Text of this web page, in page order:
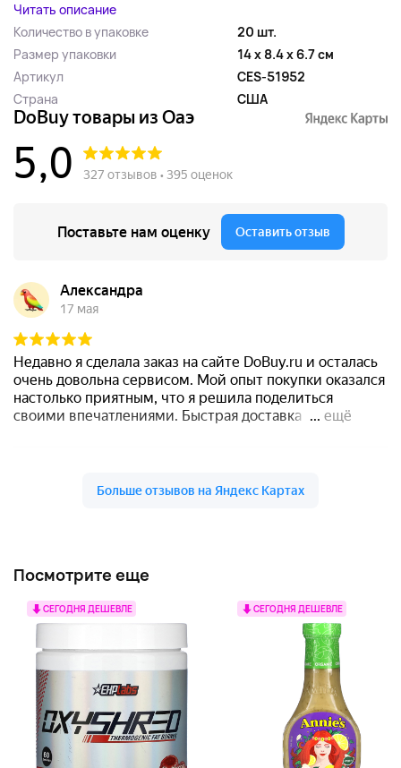
Читать описание
Количество в упаковке
20 шт.
Размер упаковки
14 x 8.4 x 6.7 см
Артикул
CES-51952
Страна
США
Посмотрите еще
СЕГОДНЯ ДЕШЕВЛЕ СЕГОДНЯ ДЕШЕВЛЕ